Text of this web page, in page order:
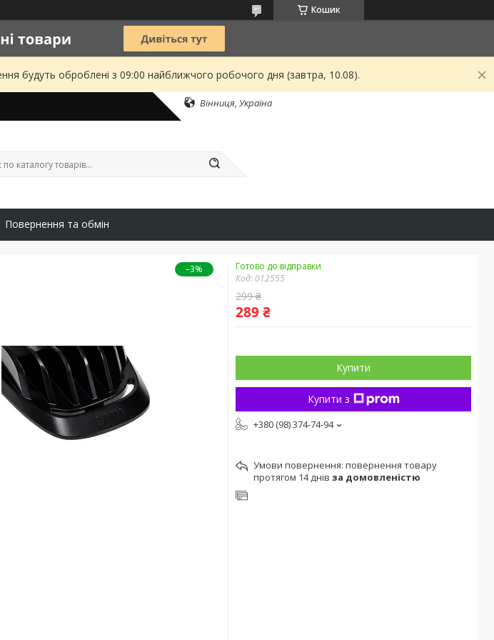
Кошик
будуть оброблені з 09:00 найближчого робочого дня (завтра, 10.08).
Вінниця, Україна
Повернення та обмін
–3%
Готово до відправки
Код: 012555
299 ₴
289 ₴
Купити
Купити з
+380 (98) 374-74-94
повернення товару
протягом 14 днів за домовленістю